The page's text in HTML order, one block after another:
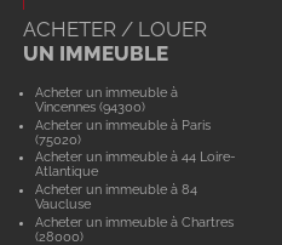
ACHETER / LOUER
UN IMMEUBLE
Acheter un immeuble à
Vincennes (94300)
Acheter un immeuble à Paris
(75020)
Acheter un immeuble à 44 Loire-
Atlantique
Acheter un immeuble à 84
Vaucluse
Acheter un immeuble à Chartres
(28000)